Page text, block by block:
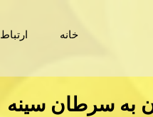
خانه ارتباط
به سرطان سینه